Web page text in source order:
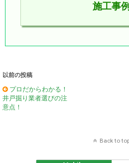
施工事例
以前の投稿
プロだからわかる！
井戸掘り業者選びの注
意点！
Back to